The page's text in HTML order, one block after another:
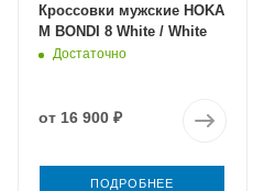
Кроссовки мужские HOKA
M BONDI 8 White / White
Достаточно
от 16 900 ₽
ПОДРОБНЕЕ